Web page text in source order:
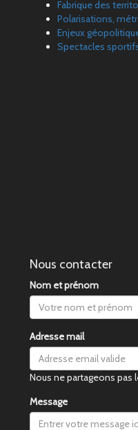
Fabrique des
Polarisations,
Enjeux
Spectacles
Nous contacter
Nom et prénom
Adresse mail
Nous ne partageons pas
Message